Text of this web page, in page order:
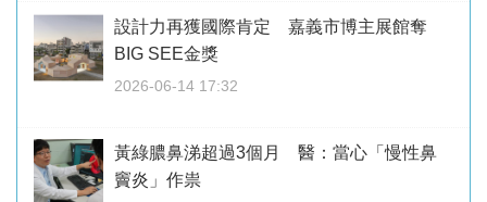
設計力再獲國際肯定 嘉義市博主展館奪
BIG SEE金獎
2026-06-14 17:32
黃綠膿鼻涕超過3個月 醫：當心「慢性鼻
竇炎」作祟